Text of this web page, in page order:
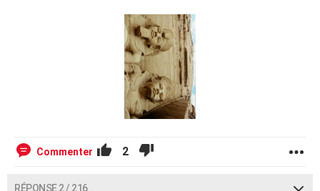
Commenter 2
RÉPONSE 2 / 216